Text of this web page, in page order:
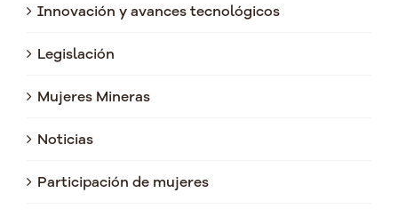
Innovación y avances tecnológicos
Legislación
Mujeres Mineras
Noticias
Participación de mujeres